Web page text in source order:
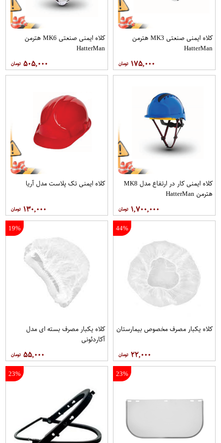
کلاه ایمنی صنعتی MK3 هترمن
HatterMan
۱۷۵,۰۰۰
کلاه ایمنی صنعتی MK6 هترمن
HatterMan
۵۰۵,۰۰۰
کلاه ایمنی کار در ارتفاع مدل MK8
هترمن HatterMan
۱,۷۰۰,۰۰۰
کلاه ایمنی تک پلاست مدل آریا
۱۳۰,۰۰۰
44%
کلاه يکبار مصرف مخصوص بيمارستان
۲۲,۰۰۰
19%
کلاه يکبار مصرف بسته ای مدل
آکاردئونی
۵۵,۰۰۰
23%
23%